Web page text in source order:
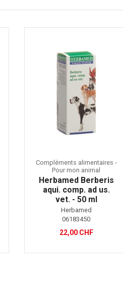
Compléments alimentaires -
Pour mon animal
Herbamed Berberis
aqui. comp. ad us.
vet. - 50 ml
Herbamed
06183450
22,00 CHF